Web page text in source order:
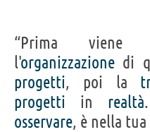
“Prima
l'organizzazione di
progetti, poi la
progetti in realtà
osservare, è nella tua